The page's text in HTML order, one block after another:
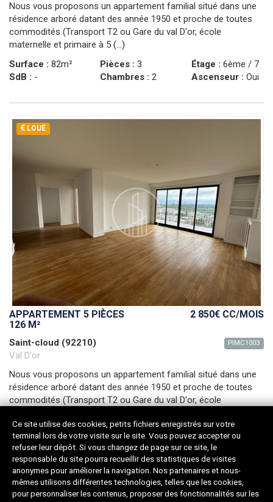
Ce site utilise des cookies, petits fichiers enregistrés sur votre
terminal lors de votre visite sur le site. Vous pouvez accepter ou
refuser leur dépôt. Si vous changez de page sur ce site, le
responsable du site pourra recueillir des statistiques de visites
anonymes pour améliorer la navigation. Nos partenaires et nous-
mêmes utilisons différentes technologies, telles que les cookies,
pour personnaliser les contenus, proposer des fonctionnalités sur les
Nous vous proposons un appartement familial situé dans une
résidence arboré datant des année 1950 et proche de toutes
commodités (Transport T2 ou Gare du val D'or, école
maternelle et primaire à 5 (...)
Surface : 82m²
SdB : -
Pièces : 3
Chambres : 2
Étage : 6ème / 7
Ascenseur : Oui
LOUÉ
APPARTEMENT 5 PIÈCES
126 M²
2 850€ CC/MOIS
Saint-cloud (92210)
Val D'or
PIMC1003
Nous vous proposons un appartement familial situé dans une
résidence arboré datant des année 1950 et proche de toutes
commodités (Transport T2 ou Gare du val D'or, école
Surface :126m²
SdB :2
Pièces :5
Chambres :4
Étage :6ème
Ascenseur :